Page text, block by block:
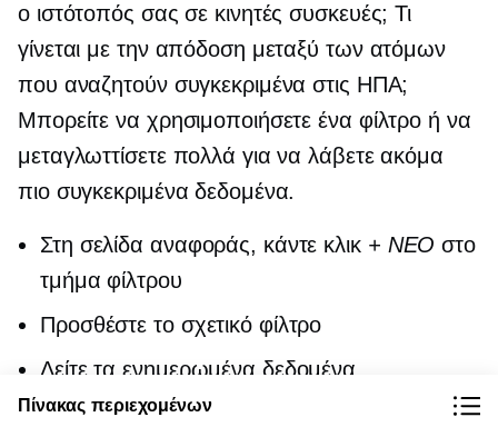
ο ιστότοπός σας σε κινητές συσκευές; Τι
γίνεται με την απόδοση μεταξύ των ατόμων
που αναζητούν συγκεκριμένα στις ΗΠΑ;
Μπορείτε να χρησιμοποιήσετε ένα φίλτρο ή να
μεταγλωττίσετε πολλά για να λάβετε ακόμα
πιο συγκεκριμένα δεδομένα.
Στη σελίδα αναφοράς, κάντε κλικ + ΝΕΟ στο
τμήμα φίλτρου
Προσθέστε το σχετικό φίλτρο
Δείτε τα ενημερωμένα δεδομένα
Πίνακας περιεχομένων